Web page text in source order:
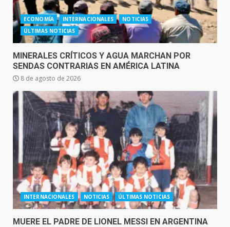
ECONOMÍA INTERNACIONALES
NOTICIAS
ÚLTIMAS NOTICIAS
MINERALES CRÍTICOS Y AGUA MARCHAN POR
SENDAS CONTRARIAS EN AMÉRICA LATINA
8 de agosto de 2026
INTERNACIONALES NOTICIAS ÚLTIMAS NOTICIAS
MUERE EL PADRE DE LIONEL MESSI EN ARGENTINA